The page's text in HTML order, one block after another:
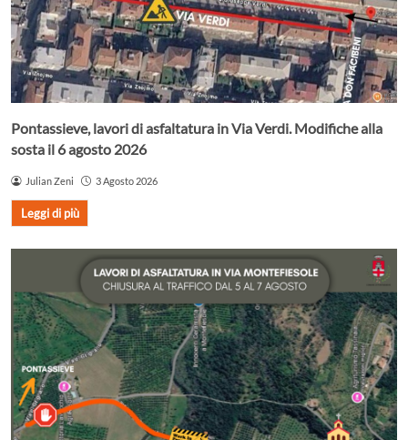
Pontassieve, lavori di asfaltatura in Via Verdi. Modifiche alla
sosta il 6 agosto 2026
Julian Zeni 3 Agosto 2026
Leggi di più